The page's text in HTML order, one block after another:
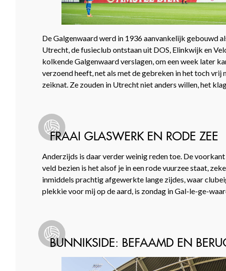
De Galgenwaard werd in 1936 aanvankelijk gebouwd
Utrecht, de fusieclub ontstaan uit DOS, Elinkwijk en
kolkende Galgenwaard verslagen, om een week later
verzoend heeft, net als met de gebreken in het toch
zeiknat. Ze zouden in Utrecht niet anders willen, het
FRAAI GLASWERK EN RODE ZEE
Anderzijds is daar verder weinig reden toe. De
veld bezien is het alsof je in een rode vuurzee staat,
inmiddels prachtig afgewerkte lange zijdes, waar
plekkie voor mij op de aard, is zondag in Gal-le-ge-
BUNNIKSIDE: BEFAAMD EN